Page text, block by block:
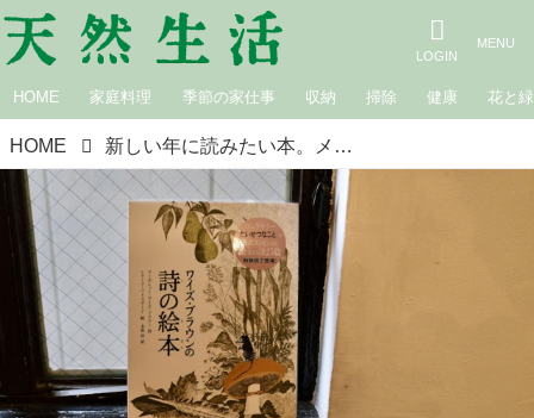
HOME 家庭料理 季節の家仕事 収納 掃除 健康 花と緑
HOME 新しい年に読みたい本。メリーゴーランド京都 鈴木潤さん後編｜京都、根っこのある暮らし方